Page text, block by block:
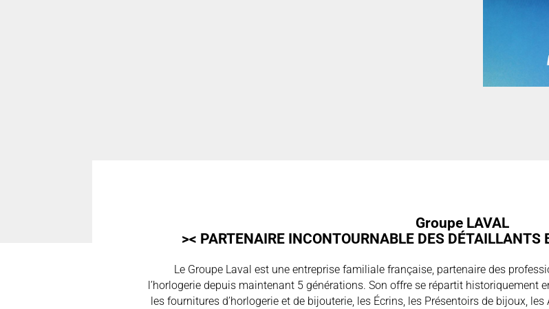
Groupe LAVAL
>< PARTENAIRE INCONTOURNABLE DES DÉTAILLANTS
Le Groupe Laval est une entreprise familiale française, partenaire des
l’horlogerie depuis maintenant 5 générations. Son offre se répartit historiquement
les fournitures d’horlogerie et de bijouterie, les Écrins, les Présentoirs de bijoux,